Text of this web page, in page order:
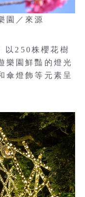
園／來源
以250株櫻花樹
樂園鮮豔的燈光
傘燈飾等元素呈